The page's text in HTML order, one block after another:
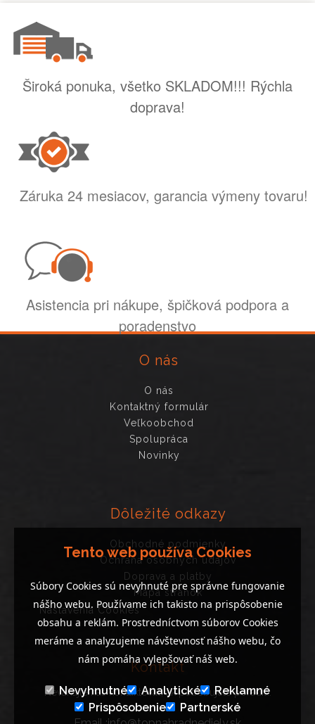
Široká ponuka, všetko SKLADOM!!! Rýchla
doprava!
Záruka 24 mesiacov, garancia výmeny tovaru!
Asistencia pri nákupe, špičková podpora a
poradenstvo
O nás
O nás
Kontaktný formulár
Veľkoobchod
Spolupráca
Novinky
Dôležité odkazy
Obchodné podmienky
Ochrana osobných údajov
Doprava a platby
Mapa stránok
Nastavenia Cookies
Kontakt
Neváhajte nás kontaktovať, ak potrebujete poradiť..
Tento web používa Cookies
Súbory Cookies sú nevyhnuté pre správne fungovanie
nášho webu. Používame ich takisto na prispôsobenie
obsahu a reklám. Prostredníctvom súborov Cookies
meráme a analyzujeme návštevnosť nášho webu, čo
nám pomáha vylepšovať náš web.
Nevyhnutné Analytické
Reklamné
Prispôsobenie
Partnerské